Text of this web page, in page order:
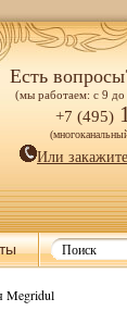
Есть
(мы работаем: с 9
+7 (495)
Или
Megridul